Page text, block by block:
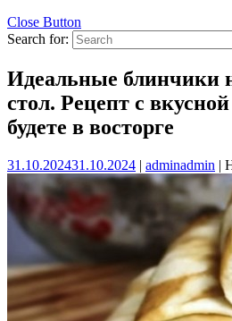
Close Button
Search for:
Идеальные блинчики
стол. Рецепт с
будете в восторге
31.10.202431.10.2024 | adminadmin |